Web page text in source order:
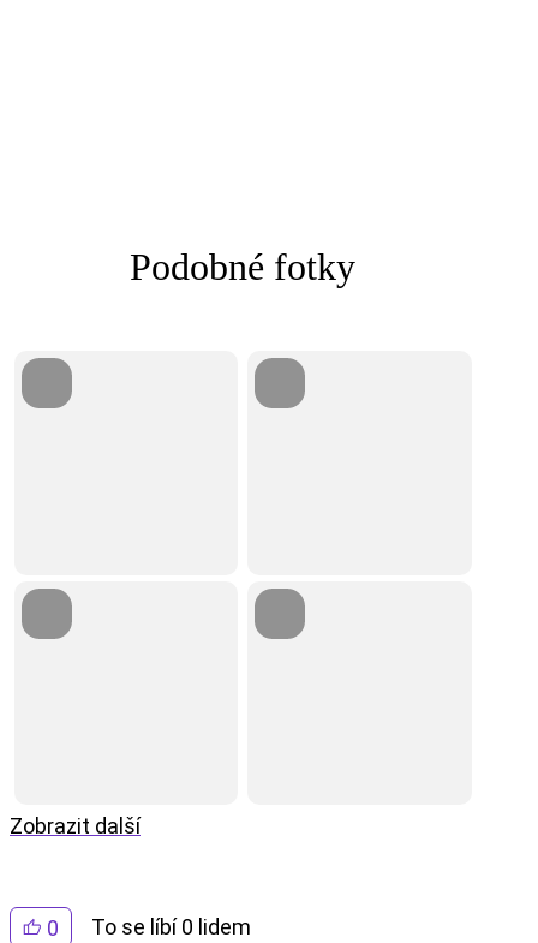
0 To se líbí 0 lidem
Podobné fotky
Zobrazit další